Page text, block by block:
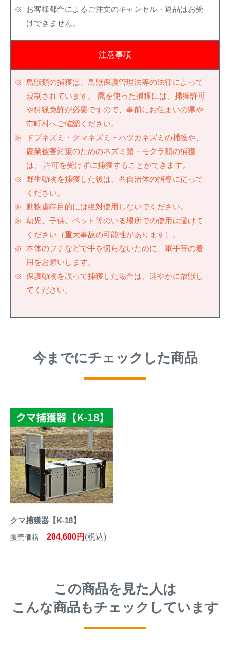
お客様都合によるご注文のキャンセル・返品はお受
けできません。
注意事項
鳥獣類の捕獲は、鳥獣保護管理法等の法律によって
規制されています。 罠を使った捕獲には、捕獲許可
や狩猟免許が必要ですので、事前にお住まいの県や
市町村へご確認ください。
ドブネズミ・クマネズミ・ハツカネズミの捕獲や、
農業被害対策のためのネズミ類・モグラ類の捕獲
は、 許可を受けずに捕獲することができます。
野生動物を捕獲した後は、各自治体の指導に従って
ください。
動物虐待目的には絶対使用しないでください。
幼児、子供、ペット等のいる場所での使用は避けて
ください（重大事故の可能性があります）。
本体のフチなどで手を切らないために、軍手等の着
用をお願いします。
保護動物を誤って捕獲した場合は、速やかに放獣し
てください。
今までにチェックした商品
クマ捕獲器【K-18】
販売価格 204,600円 (税込)
この商品を見た人は
こんな商品もチェックしています